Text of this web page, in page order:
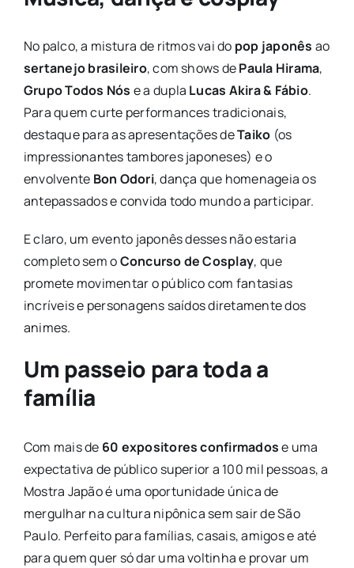
No palco, a mistura de ritmos vai do pop japonês ao
sertanejo brasileiro, com shows dePaula Hirama,
Grupo Todos Nós e a dupla Lucas Akira & Fábio.
Para quem curte performances tradicionais,
destaque para as apresentações deTaiko (os
impressionantes tambores japoneses) e o
envolvente Bon Odori, dança que homenageia os
antepassados e convida todo mundo a participar.
E claro, um evento japonês desses não estaria
completo sem oConcurso de Cosplay, que
promete movimentar o público com fantasias
incríveis e personagens saídos diretamente dos
animes.
Um passeio para toda a
família
Com mais de 60 expositores confirmadose uma
expectativa de público superior a 100 mil pessoas, a
Mostra Japão é uma oportunidade única de
mergulhar na cultura nipônica sem sair de São
Paulo. Perfeito para famílias, casais, amigos e até
para quem quer só dar uma voltinha e provar um